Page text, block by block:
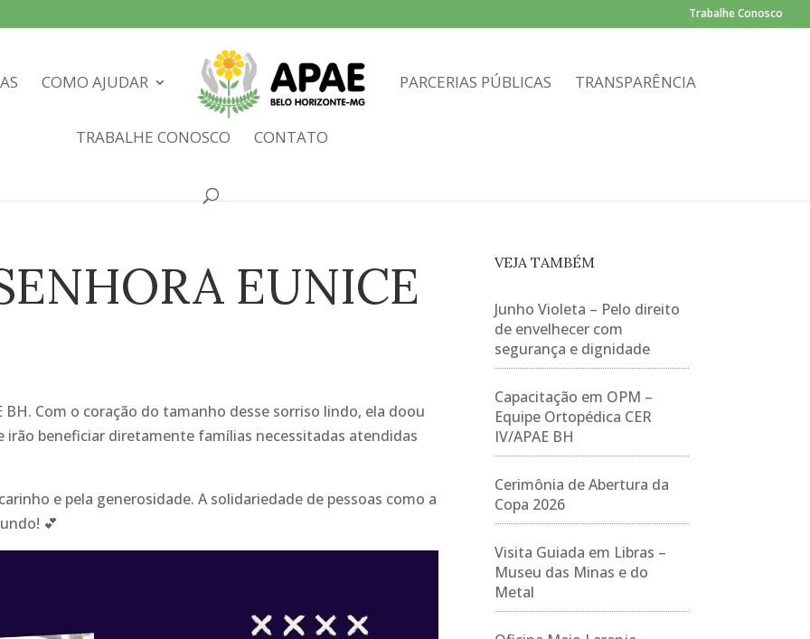
Trabalhe Conosco
COMO AJUDAR PARCERIAS PÚBLICAS TRANSPARÊNCIA
TRABALHE CONOSCO CONTATO
EUNICE
BH. Com o coração do tamanho desse sorriso lindo, ela doou
irão beneficiar diretamente famílias necessitadas atendidas
e pela generosidade. A solidariedade de pessoas como a
💕
VEJA TAMBÉM
Junho Violeta – Pelo direito
de envelhecer com
segurança e dignidade
Capacitação em OPM –
Equipe Ortopédica CER
IV/APAE BH
Cerimônia de Abertura da
Copa 2026
Visita Guiada em Libras –
Museu das Minas e do
Metal